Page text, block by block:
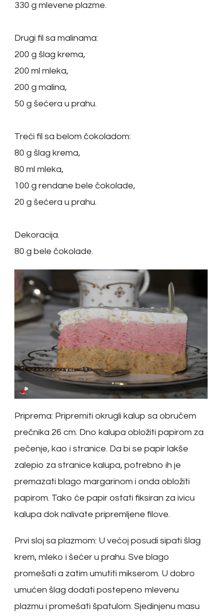
330 g mlevene plazme.
Drugi fil sa malinama:
200 g šlag krema,
200 ml mleka,
200 g malina,
50 g šećera u prahu.
Treći fil sa belom čokoladom:
80 g šlag krema,
80 ml mleka,
100 g rendane bele čokolade,
20 g šećera u prahu.
Dekoracija.
80 g bele čokolade.
Priprema: Pripremiti okrugli kalup sa obručem
prečnika 26 cm. Dno kalupa obložiti papirom za
pečenje, kao i stranice. Da bi se papir lakše
zalepio za stranice kalupa, potrebno ih je
premazati blago margarinom i onda obložiti
papirom. Tako će papir ostati fiksiran za ivicu
kalupa dok nalivate pripremljene filove.
Prvi sloj sa plazmom: U većoj posudi sipati šlag
krem, mleko i šećer u prahu. Sve blago
promešati a zatim umutiti mikserom. U dobro
umućen šlag dodati postepeno mlevenu
plazmu i promešati špatulom. Sjedinjenu masu